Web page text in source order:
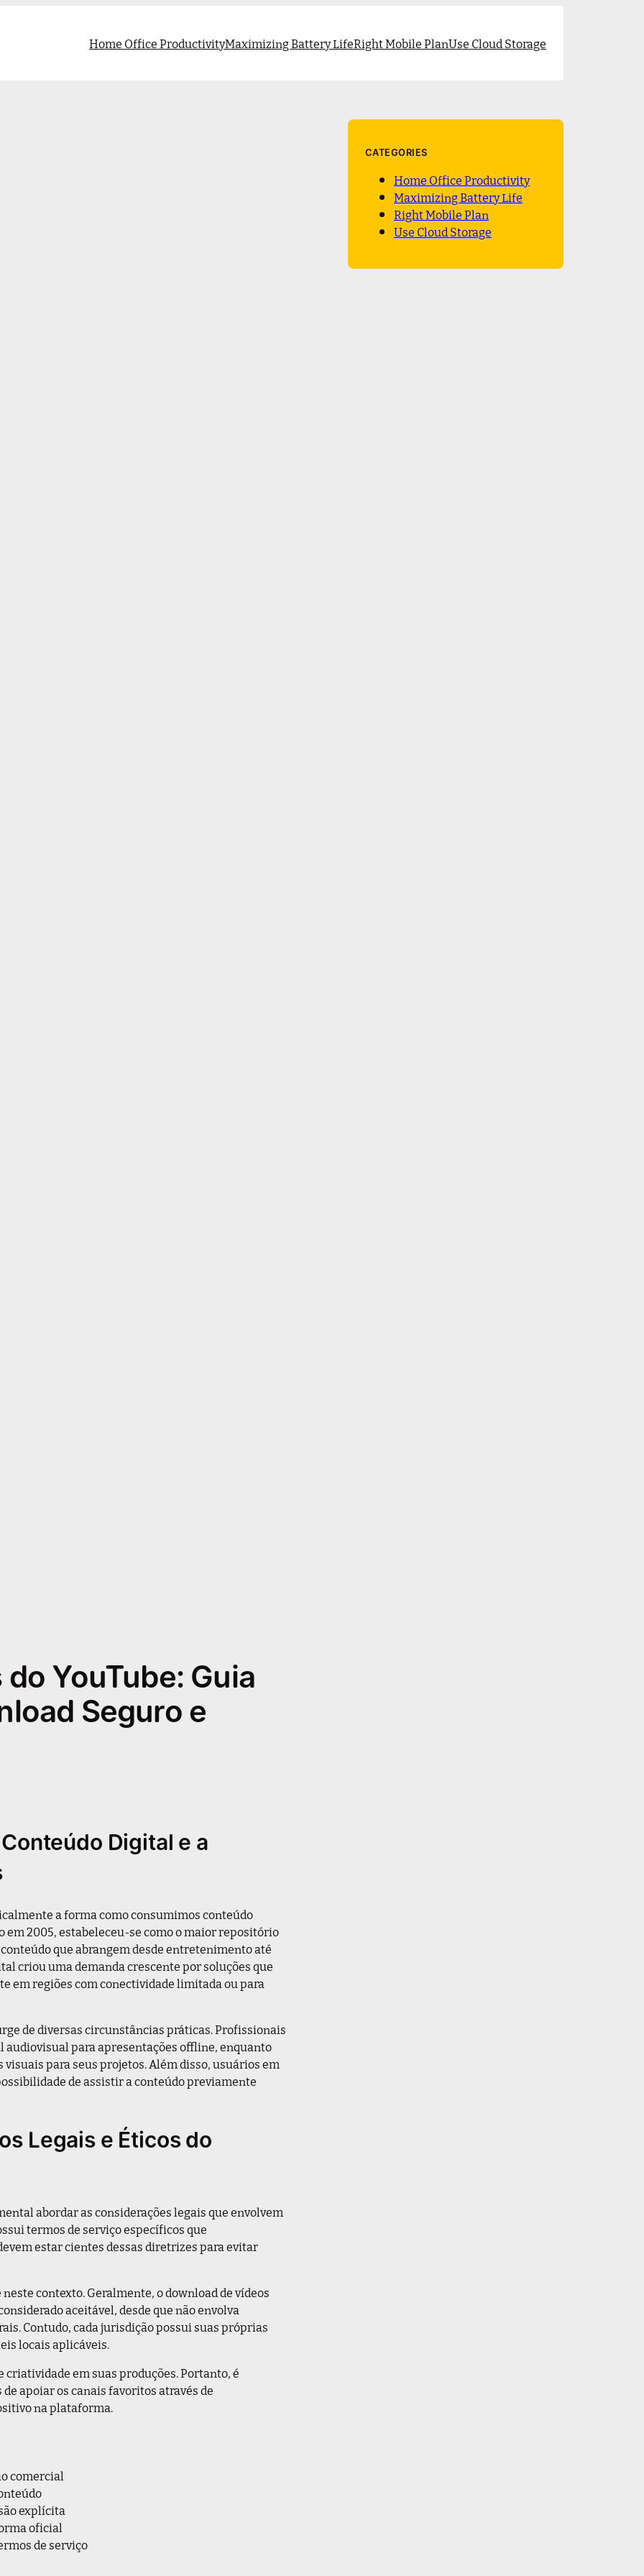
Home Office ProductivityMaximizing Battery LifeRight Mobile PlanUse Cloud Storage
YouTube: Guia
Seguro e
Digital e a
a forma como consumimos conteúdo
em 2005, estabeleceu-se como o maior repositório
que abrangem desde entretenimento até
criou uma demanda crescente por soluções que
em regiões com conectividade limitada ou para
de diversas circunstâncias práticas. Profissionais
para apresentações offline, enquanto
para seus projetos. Além disso, usuários em
de assistir a conteúdo previamente
Legais e Éticos do
abordar as considerações legais que envolvem
termos de serviço específicos que
estar cientes dessas diretrizes para evitar
contexto. Geralmente, o download de vídeos
aceitável, desde que não envolva
Contudo, cada jurisdição possui suas próprias
locais aplicáveis.
em suas produções. Portanto, é
apoiar os canais favoritos através de
na plataforma.
comercial
explícita
oficial
de serviço
CATEGORIES
Home Office Productivity
Maximizing Battery Life
Right Mobile Plan
Use Cloud Storage